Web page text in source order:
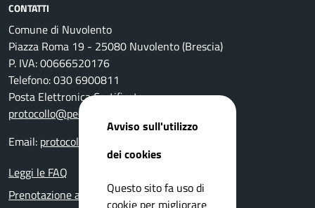
CONTATTI
Comune di Nuvolento
Piazza Roma 19 - 25080 Nuvolento (Brescia)
P. IVA: 00666520176
Telefono: 030 6900811
Posta Elettronica Certificata:
protocollo@pec.comune.nuvolento.bs.it
Email: protocollo@comune.nuvolento.bs.it
Leggi le FAQ
Prenotazione appuntamento
Avviso sull'utilizzo
dei cookies
Questo sito fa uso di
cookie per migliorare